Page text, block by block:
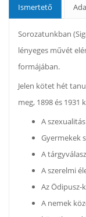
Ismertető
Sorozatunkban
lényeges művét
formájában.
Jelen kötet hét
meg, 1898 és 1931
A
Gyermekek
A
A szerelmi
Az Ödipusz-
A nemek